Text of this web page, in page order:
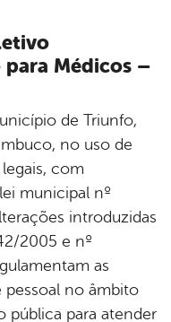
Médicos –
de Triunfo,
no uso de
com
municipal nº
introduzidas
2005 e nº
as
no âmbito
pública para atender